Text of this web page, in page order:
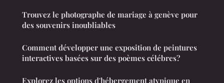
Trouvez le photographe de mariage à genève pour
des souvenirs inoubliables
Comment développer une exposition de peintures
interactives basées sur des poèmes célébres?
Explorez les options d'hébergement atypique en